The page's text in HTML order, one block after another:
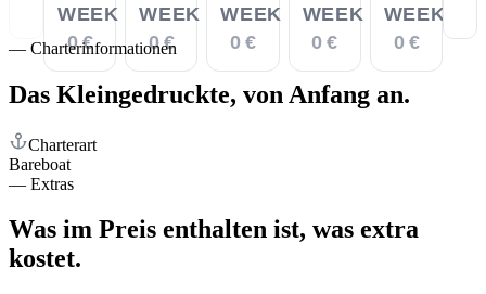
WEEK
0 €
WEEK
0 €
WEEK
0 €
WEEK
0 €
WEEK
0 €
— Charterinformationen
Das Kleingedruckte, von Anfang an.
Charterart
Bareboat
— Extras
Was im Preis enthalten ist, was extra
kostet.